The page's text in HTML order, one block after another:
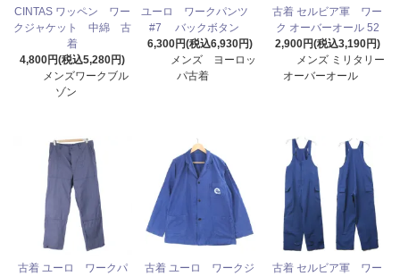
CINTAS ワッペン ワー
クジャケット 中綿 古
着
4,800円(税込5,280円)
メンズワークブル
ゾン
ユーロ ワークパンツ
#7 バックボタン
6,300円(税込6,930円)
メンズ ヨーロッ
パ古着
古着 セルビア軍 ワー
ク オーバーオール 52
2,900円(税込3,190円)
メンズ ミリタリー
オーバーオール
古着 ユーロ ワークパ
古着 ユーロ ワークジ
古着 セルビア軍 ワー